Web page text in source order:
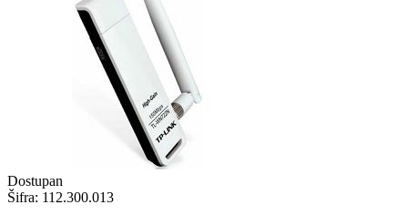
Dostupan
Šifra: 112.300.013